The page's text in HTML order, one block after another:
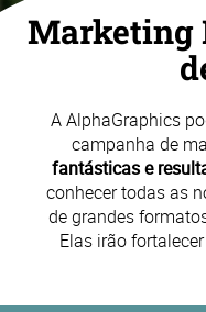
Marketing
A AlphaGraphics
campanha de
fantásticas e
conhecer todas as
de grandes
Elas irão